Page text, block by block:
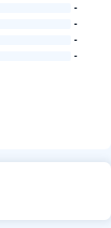
-
-
-
-